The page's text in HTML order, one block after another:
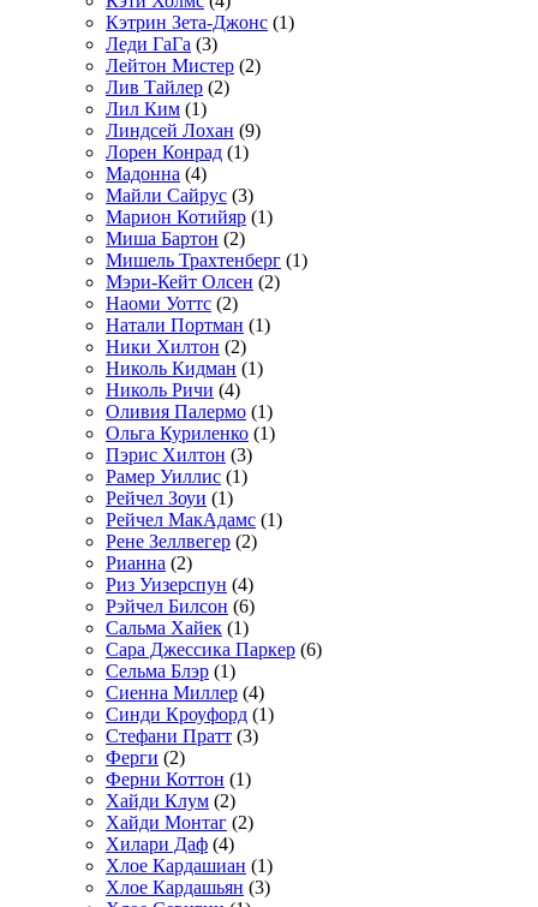
Кэтрин Зета-Джонс (1)
Леди ГаГа (3)
Лейтон Мистер (2)
Лив Тайлер (2)
Лил Ким (1)
Линдсей Лохан (9)
Лорен Конрад (1)
Мадонна (4)
Майли Сайрус (3)
Марион Котийяр (1)
Миша Бартон (2)
Мишель Трахтенберг (1)
Мэри-Кейт Олсен (2)
Наоми Уоттс (2)
Натали Портман (1)
Ники Хилтон (2)
Николь Кидман (1)
Николь Ричи (4)
Оливия Палермо (1)
Ольга Куриленко (1)
Пэрис Хилтон (3)
Рамер Уиллис (1)
Рейчел Зоуи (1)
Рейчел МакАдамс (1)
Рене Зеллвегер (2)
Рианна (2)
Риз Уизерспун (4)
Рэйчел Билсон (6)
Сальма Хайек (1)
Сара Джессика Паркер (6)
Сельма Блэр (1)
Сиенна Миллер (4)
Синди Кроуфорд (1)
Стефани Пратт (3)
Ферги (2)
Ферни Коттон (1)
Хайди Клум (2)
Хайди Монтаг (2)
Хилари Даф (4)
Хлое Кардашиан (1)
Хлое Кардашьян (3)